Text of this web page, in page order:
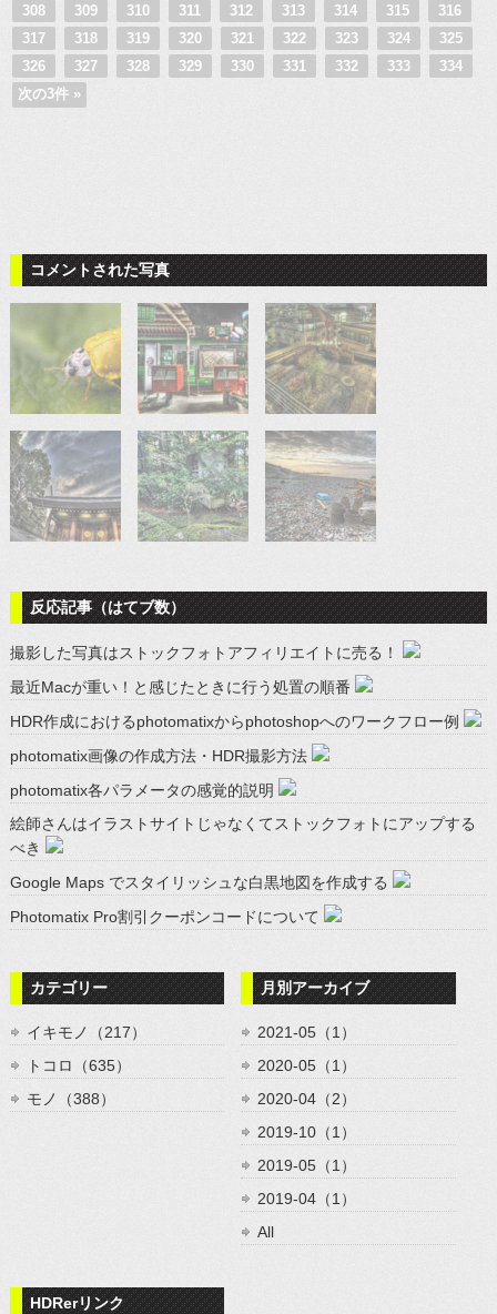
308
309 310 311 312 313 314 315
316
317
318 319 320 321 322 323 324
325
326
327 328 329 330 331 332 333
334
次の3件 »
コメントされた写真
反応記事（はてブ数）
撮影した写真はストックフォトアフィリエイトに売る！
最近Macが重い！と感じたときに行う処置の順番
HDR作成におけるphotomatixからphotoshopへのワークフロー例
photomatix画像の作成方法・HDR撮影方法
photomatix各パラメータの感覚的説明
絵師さんはイラストサイトじゃなくてストックフォトにアップする
べき
Google Maps でスタイリッシュな白黒地図を作成する
Photomatix Pro割引クーポンコードについて
カテゴリー
イキモノ（217）
トコロ（635）
モノ（388）
月別アーカイブ
2021-05（1）
2020-05（1）
2020-04（2）
2019-10（1）
2019-05（1）
2019-04（1）
All
HDRerリンク